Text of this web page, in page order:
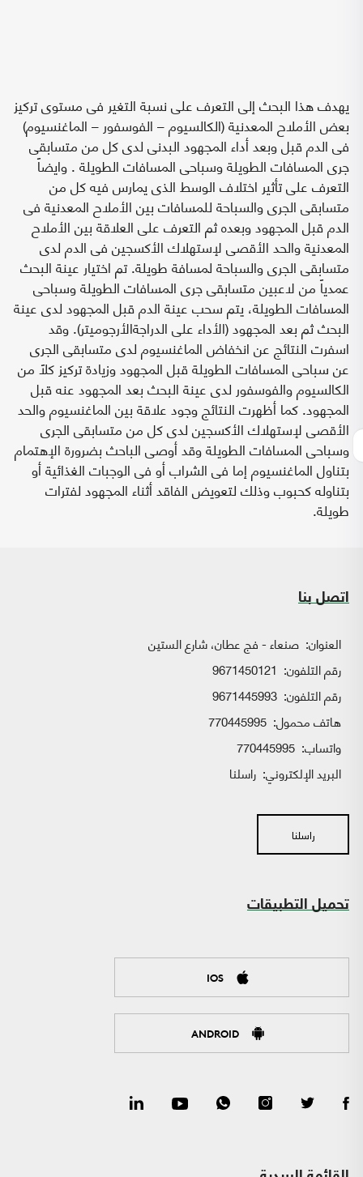
يهدف هذا البحث إلى التعرف على نسبة التغير فى مستوى تركيز
بعض الأملاح المعدنية (الكالسيوم – الفوسفور – الماغنسيوم)
فى الدم قبل وبعد أداء المجهود البدنى لدى كل من متسابقى
جرى المسافات الطويلة وسباحى المسافات الطويلة . وايضاً
التعرف على تأثير اختلاف الوسط الذى يمارس فيه كل من
متسابقى الجرى والسباحة للمسافات بين الأملاح المعدنية فى
الدم قبل المجهود وبعده ثم التعرف على العلاقة بين الأملاح
المعدنية والحد الأقصى لإستهلاك الأكسجين فى الدم لدى
متسابقى الجرى والسباحة لمسافة طويلة. تم اختيار عينة البحث
عمدياً من لاعبين متسابقى جرى المسافات الطويلة وسباحى
المسافات الطويلة، يتم سحب عينة الدم قبل المجهود لدى عينة
البحث ثم بعد المجهود (الأداء على الدراجةالأرجوميتر). وقد
اسفرت النتائج عن انخفاض الماغنسيوم لدى متسابقى الجرى
عن سباحى المسافات الطويلة قبل المجهود وزيادة تركيز كلاً من
الكالسيوم والفوسفور لدى عينة البحث بعد المجهود عنه قبل
المجهود. كما أظهرت النتائج وجود علاقة بين الماغنسيوم والحد
الأقصى لإستهلاك الأكسجين لدى كل من متسابقى الجرى
وسباحى المسافات الطويلة وقد أوصى الباحث بضرورة الإهتمام
بتناول الماغنسيوم إما فى الشراب أو فى الوجبات الغذائية أو
بتناوله كحبوب وذلك لتعويض الفاقد أثناء المجهود لفترات
طويلة.
اتصل بنا
العنوان: صنعاء - فج عطان، شارع الستين
رقم التلفون: 9671450121
رقم التلفون: 9671445993
هاتف محمول: 770445995
واتساب:
البريد الإلكتروني: راسلنا
راسلنا
تحميل التطبيقات
IOS
ANDROID